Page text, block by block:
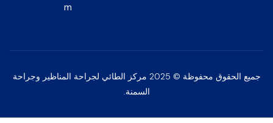
m
جميع الحقوق محفوظة © 2025 مركز الطائي لجراحة المناظير وجراحة
السمنة.